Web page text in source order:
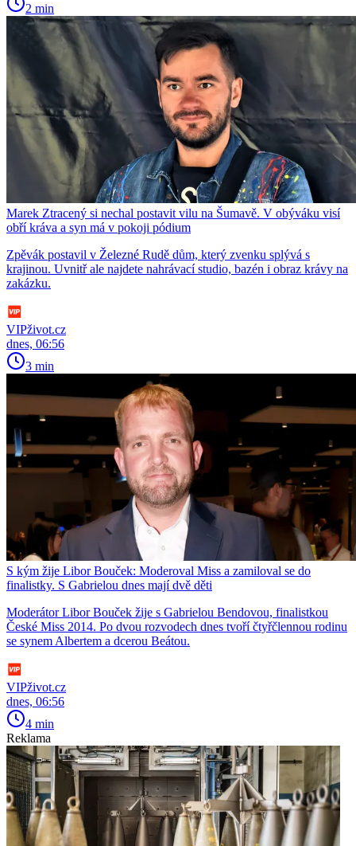
2 min
Marek Ztracený si nechal postavit vilu na Šumavě. V obýváku visí
obří kráva a syn má v pokoji pódium
Zpěvák postavil v Železné Rudě dům, který zvenku splývá s
krajinou. Uvnitř ale najdete nahrávací studio, bazén i obraz krávy na
zakázku.
VIPživot.cz
dnes, 06:56
3 min
S kým žije Libor Bouček: Moderoval Miss a zamiloval se do
finalistky. S Gabrielou dnes mají dvě děti
Moderátor Libor Bouček žije s Gabrielou Bendovou, finalistkou
České Miss 2014. Po dvou rozvodech dnes tvoří čtyřčlennou rodinu
se synem Albertem a dcerou Beátou.
VIPživot.cz
dnes, 06:56
4 min
Reklama